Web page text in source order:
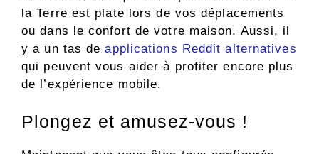
la Terre est plate lors de vos déplacements
ou dans le confort de votre maison. Aussi, il
y a un tas deapplications Reddit alternatives
qui peuvent vous aider à profiter encore plus
de l’expérience mobile.
Plongez et amusez-vous !